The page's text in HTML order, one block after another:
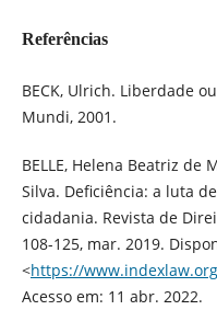
Referências
BECK, Ulrich. Liberdade
Mundi, 2001.
BELLE, Helena Beatriz de
Silva. Deficiência: a luta
cidadania. Revista de
108-125, mar. 2019.
<https://
Acesso em: 11 abr. 2022.